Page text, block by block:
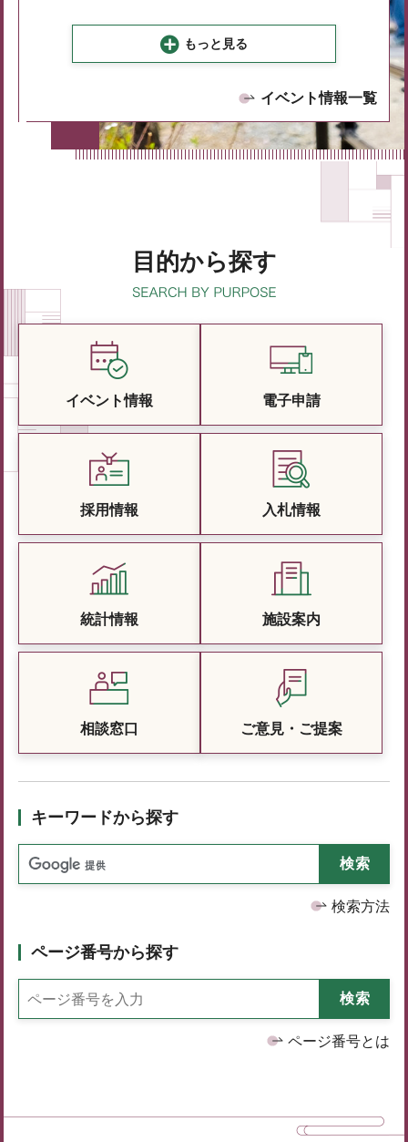
もっと見る
イベント情報一覧
目的から探す
イベント情報 電子申請
採用情報 入札情報
統計情報 施設案内
相談窓口 ご意見・ご提案
キーワードから探す
検索方法
ページ番号から探す
ページ番号とは